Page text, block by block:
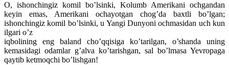
O, ishonchingiz komil bo’lsinki, Kolumb Amerikani ochgandan
keyin emas, Amerikani ochayotgan chog’da baxtli bo’lgan;
ishonchingiz komil bo’lsinki, u Yangi Dunyoni ochmasidan uch kun
ilgari o’z
iqbolining eng baland cho’qqisiga ko’tarilgan, o’shanda uning
kemasidagi odamlar g’alva ko’tarishgan, sal bo’lmasa Yevropaga
qaytib ketmoqchi bo’lishgan!